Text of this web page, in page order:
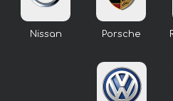
Nissan Porsche